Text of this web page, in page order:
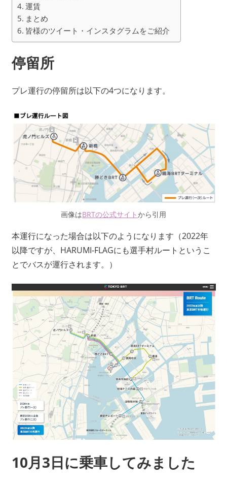
運賃
まとめ
皆様のツイート・インスタグラムをご紹介
停留所
プレ運行の停留所は以下の4つになります。
画像はBRTの公式サイトから引用
本運行になった場合は以下のようになります（2022年
以降ですが、HARUMI-FLAGにも選手村ルートというこ
とでバスが運行されます。）
10月3日に乗車してみました